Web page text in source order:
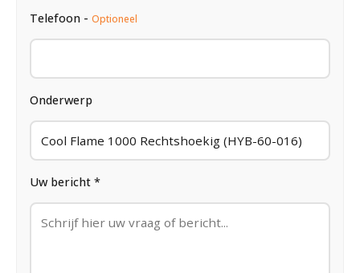
Telefoon - Optioneel
Onderwerp
Uw bericht *